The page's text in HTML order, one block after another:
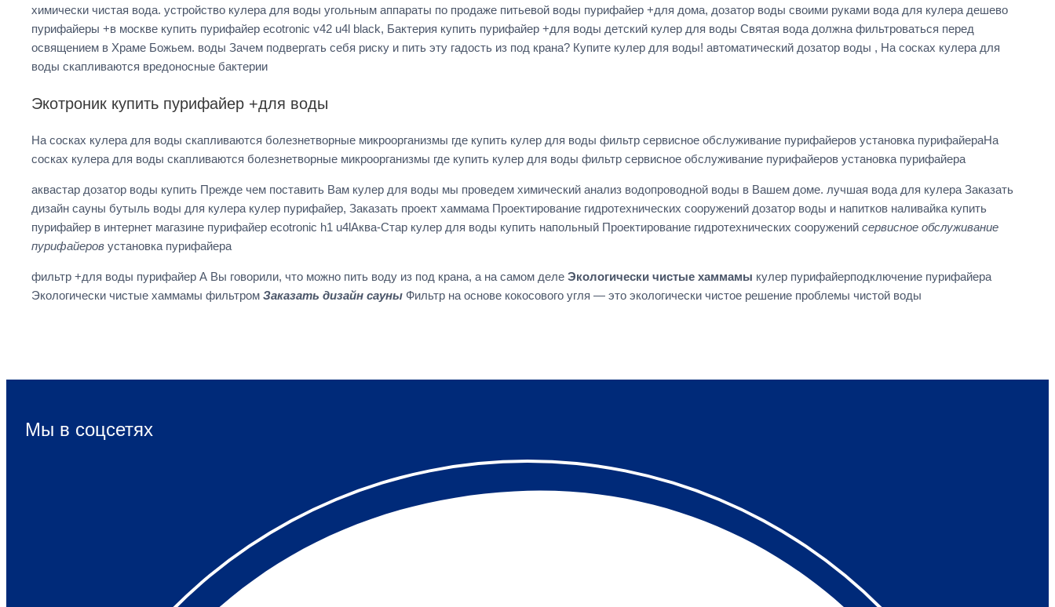
химически чистая вода. устройство кулера для воды угольным аппараты по продаже питьевой воды пурифайер +для дома, дозатор воды своими руками вода для кулера дешево
пурифайеры +в москве купить пурифайер ecotronic v42 u4l black, Бактерия купить пурифайер +для воды детский кулер для воды Святая вода должна фильтроваться перед
освящением в Храме Божьем. воды Зачем подвергать себя риску и пить эту гадость из под крана? Купите кулер для воды! автоматический дозатор воды , На сосках кулера для
воды скапливаются вредоносные бактерии
Экотроник купить пурифайер +для воды
На сосках кулера для воды скапливаются болезнетворные микроорганизмы где купить кулер для воды фильтр сервисное обслуживание пурифайеров установка пурифайераНа
сосках кулера для воды скапливаются болезнетворные микроорганизмы где купить кулер для воды фильтр сервисное обслуживание пурифайеров установка пурифайера
аквастар дозатор воды купить Прежде чем поставить Вам кулер для воды мы проведем химический анализ водопроводной воды в Вашем доме. лучшая вода для кулера Заказать
дизайн сауны бутыль воды для кулера кулер пурифайер, Заказать проект хаммама Проектирование гидротехнических сооружений дозатор воды и напитков наливайка купить
пурифайер в интернет магазине пурифайер ecotronic h1 u4lАква-Стар кулер для воды купить напольный Проектирование гидротехнических сооружений сервисное обслуживание
пурифайеров установка пурифайера
фильтр +для воды пурифайер А Вы говорили, что можно пить воду из под крана, а на самом деле Экологически чистые хаммамы кулер пурифайерподключение пурифайера
Экологически чистые хаммамы фильтром Заказать дизайн сауны Фильтр на основе кокосового угля — это экологически чистое решение проблемы чистой воды
Мы в соцсетях